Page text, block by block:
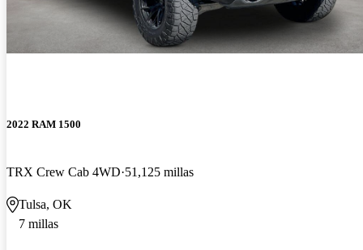
2022 RAM 1500
TRX Crew Cab 4WD 51,125 millas
Tulsa, OK
7 millas